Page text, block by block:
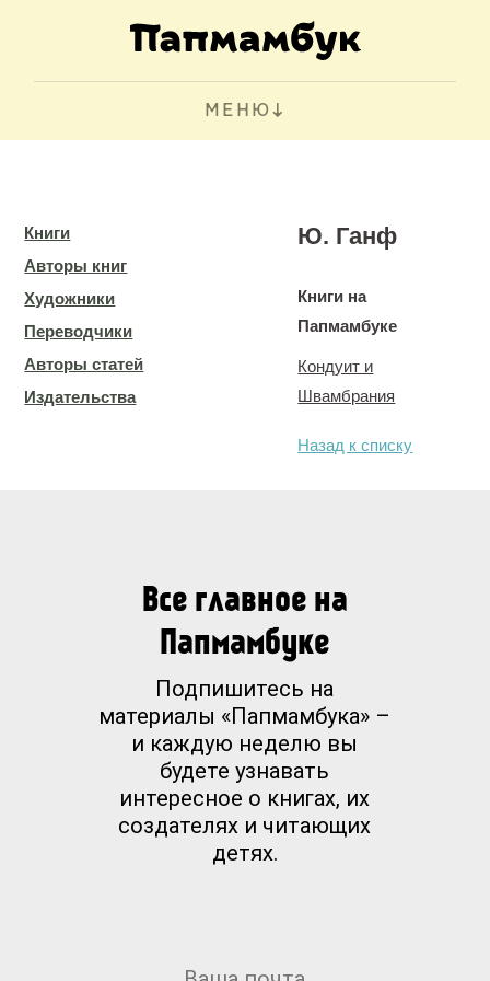
МЕНЮ
Книги
Авторы книг
Художники
Переводчики
Авторы статей
Издательства
Ю. Ганф
Книги на
Папмамбуке
Кондуит и
Швамбрания
Назад к списку
Все главное на
Папмамбуке
Подпишитесь на
материалы «Папмамбука» –
и каждую неделю вы
будете узнавать
интересное о книгах, их
создателях и читающих
детях.